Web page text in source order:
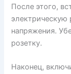
После этого,
электрическую
напряжения.
розетку.
Наконец,